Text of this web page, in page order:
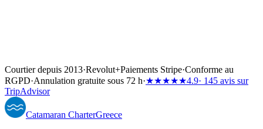
Courtier depuis 2013·Revolut+Paiements Stripe·Conforme au
RGPD·Annulation gratuite sous 72 h·★★★★★4.9· 145 avis sur
TripAdvisor
Catamaran CharterGreece